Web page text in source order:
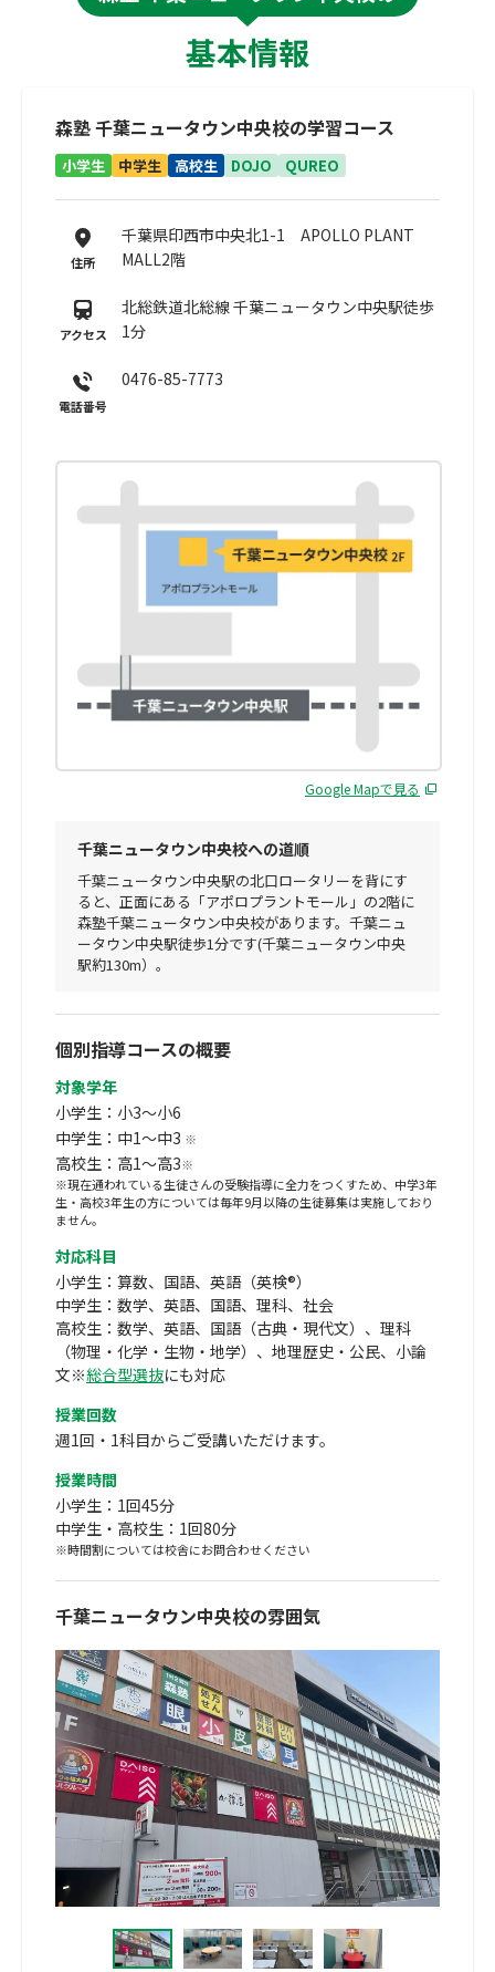
基本情報
森塾 千葉ニュータウン中央校の学習コース
小学生 中学生 高校生 DOJO QUREO
住所
千葉県印西市中央北1-1 APOLLO PLANT
MALL2階
アクセス
北総鉄道北総線 千葉ニュータウン中央駅徒歩
1分
電話番号
0476-85-7773
個別指導コースの概要
対象学年
小学生：小3～小6
中学生：中1～中3 ※
高校生：高1～高3※
※現在通われている生徒さんの受験指導に全力をつくすため、中学3年
生・高校3年生の方については毎年9月以降の生徒募集は実施しており
ません。
対応科目
小学生：算数、国語、英語（英検®）
中学生：数学、英語、国語、理科、社会
高校生：数学、英語、国語（古典・現代文）、理科
（物理・化学・生物・地学）、地理歴史・公民、小論
文※総合型選抜にも対応
授業回数
週1回・1科目からご受講いただけます。
授業時間
小学生：1回45分
中学生・高校生：1回80分
※時間割については校舎にお問合わせください
千葉ニュータウン中央校の雰囲気
Google Mapで見る
千葉ニュータウン中央校への道順
千葉ニュータウン中央駅の北口ロータリーを背にす
ると、正面にある「アポロプラントモール」の2階に
森塾千葉ニュータウン中央校があります。千葉ニュ
ータウン中央駅徒歩1分です(千葉ニュータウン中央
駅約130m）。